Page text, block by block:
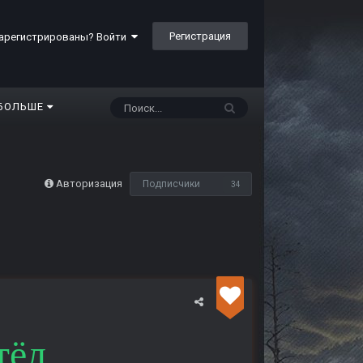
Войти Регистрация
Авторизация Подписчики 34